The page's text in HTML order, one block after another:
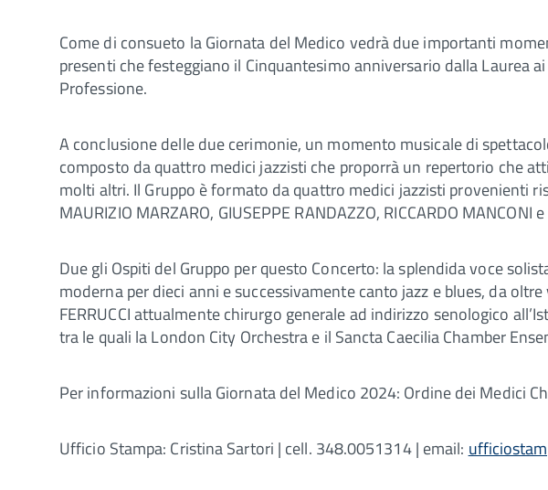
Come di consueto la Giornata del Medico vedrà due importanti
presenti che festeggiano il Cinquantesimo anniversario dalla Laurea
Professione.
A conclusione delle due cerimonie, un momento musicale di
composto da quattro medici jazzisti che proporrà un repertorio che
molti altri. Il Gruppo è formato da quattro medici jazzisti provenienti
MAURIZIO MARZARO, GIUSEPPE RANDAZZO, RICCARDO MANCONI
Due gli Ospiti del Gruppo per questo Concerto: la splendida voce
moderna per dieci anni e successivamente canto jazz e blues, da
FERRUCCI attualmente chirurgo generale ad indirizzo senologico
tra le quali la London City Orchestra e il Sancta Caecilia Chamber
Per informazioni sulla Giornata del Medico 2024: Ordine dei Medici
Ufficio Stampa: Cristina Sartori | cell. 348.0051314 | email: